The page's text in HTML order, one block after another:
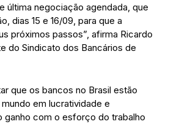
última negociação agendada, que
dias 15 e 16/09, para que a
próximos passos”, afirma Ricardo
do Sindicato dos Bancários de
que os bancos no Brasil estão
em lucratividade e
ganho com o esforço do trabalho